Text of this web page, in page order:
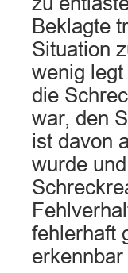
Beklagte
Situation
wenig
die
war, den
ist davon
wurde
fehlerhaft